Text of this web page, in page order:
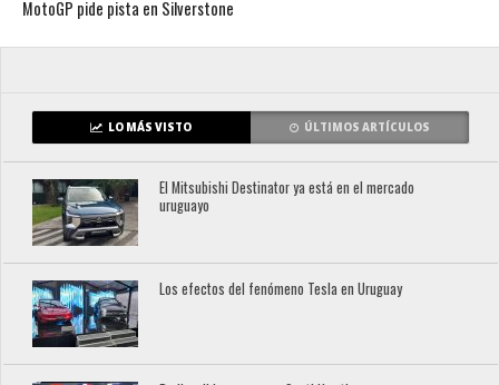
MotoGP pide pista en Silverstone
LO MÁS VISTO ÚLTIMOS ARTÍCULOS
El Mitsubishi Destinator ya está en el mercado
uruguayo
Los efectos del fenómeno Tesla en Uruguay